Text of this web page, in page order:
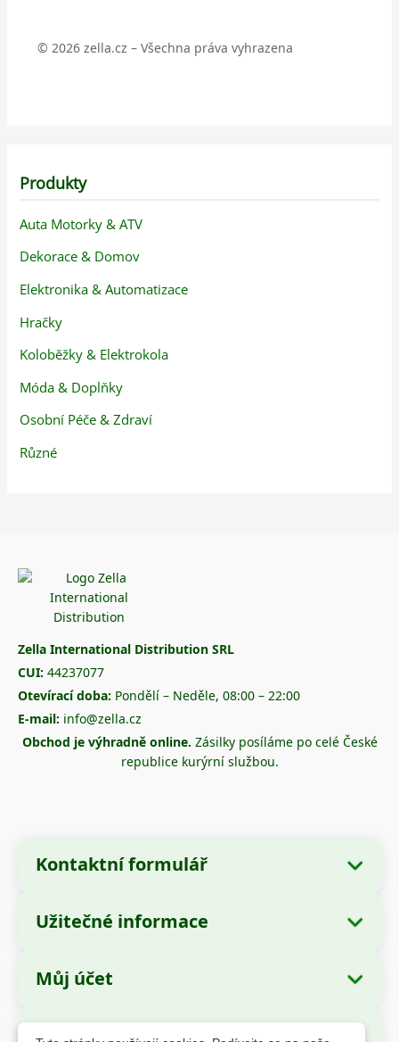
Produkty
Auta Motorky & ATV
Dekorace & Domov
Elektronika & Automatizace
Hračky
Koloběžky & Elektrokola
Móda & Doplňky
Osobní Péče & Zdraví
Různé
©2026 zella.cz – Všechna práva vyhrazena
Zella International Distribution SRL
CUI: 44237077
Otevírací doba: Pondělí – Neděle, 08:00 – 22:00
E-mail: info@zella.cz
Obchod je výhradně online. Zásilky posíláme po celé České
republice kurýrní službou.
Kontaktní formulář
Název společnosti:
Distribution SRL
Sídlo:Strada Cuza Vodă nr. 97, Sector 4,
Užitečné informace
Jak objednávat?
Způsoby platby
Můj účet
Moje objednávky
Bezpečné platby